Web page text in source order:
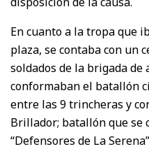
En cuanto a la tropa que
plaza, se contaba con un
soldados de la brigada
conformaban el batallón
entre las 9 trincheras y
Brillador; batallón que se
“Defensores de La